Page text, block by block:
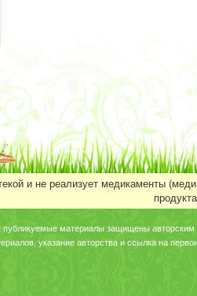
и не реализует медикаменты
публикуемые материалы защищены авторским
указание авторства и ссылка на